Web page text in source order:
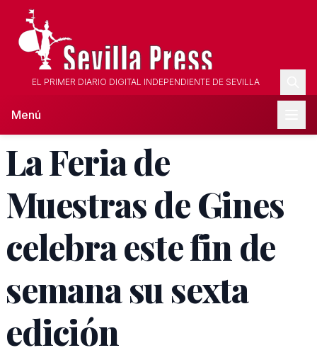
EL PRIMER DIARIO DIGITAL INDEPENDIENTE DE SEVILLA
Menú
La Feria de
Muestras de Gines
celebra este fin de
semana su sexta
edición